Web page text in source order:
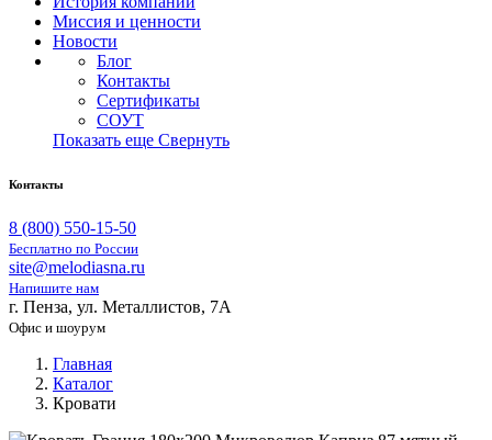
Миссия и ценности
Новости
Блог
Контакты
Сертификаты
СОУТ
Показать еще Свернуть
Контакты
8 (800) 550-15-50
Бесплатно по России
site@melodiasna.ru
Напишите нам
г. Пенза, ул. Металлистов, 7А
Офис и шоурум
Главная
Каталог
Кровати